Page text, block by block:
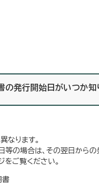
の発行開始日がいつか知
なります。
等の場合は、その翌日からの
ご覧ください。
書